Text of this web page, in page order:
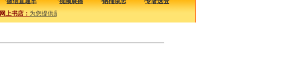
上书店：为您提供最新最实用的图书，包括本站编著的图书及国内各组织内部发行的重要图书，以及行业